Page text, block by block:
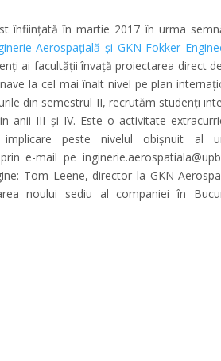
înființată în martie 2017 în urma
Aerospațială și GKN Fokker
ai facultății învață proiectarea direct
la cel mai înalt nivel pe plan
din semestrul II, recrutăm studenți
anii III și IV. Este o activitate
implicare peste nivelul obișnuit al
e-mail pe
Tom Leene, director la GKN
noului sediu al companiei în